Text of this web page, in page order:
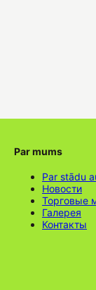
Par mums
Par stādu
Новости
Торговые
Галерея
Контакты